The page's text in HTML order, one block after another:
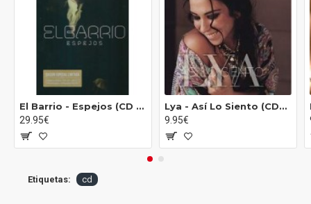
9 Date Cuenta 3:05
10 Cuéntame Un Cuento 4:48
El Barrio - Espejos (CD - Limited Special Edition - Digibook)
29.95€
Lya - Así Lo Siento (CD+DVD)
9.95€
Etiquetas: cd